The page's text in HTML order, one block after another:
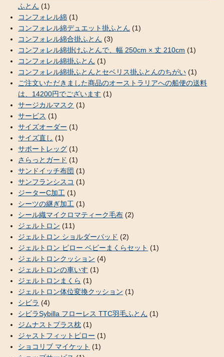
ふとん (1)
コンフォレル綿 (1)
コンフォレル綿デュエット掛ふとん (1)
コンフォレル綿合掛ふとん (3)
コンフォレル綿掛けふとんで、幅 250cm × 丈 210cm (1)
コンフォレル綿掛ふとん (1)
コンフォレル綿掛ふとんとセベリス掛ふとんのちがい (1)
ご注文いただきました商品のオーストラリアへの船便の送料
は、14200円でございます (1)
サージカルマスク (1)
サービス (1)
サイズオーダー (1)
サイズ直し (1)
サポートレッグ (1)
さらっとガード (1)
サンドイッチ布団 (1)
サンフランシスコ (1)
ジーターC加工 (1)
シーツの継ぎ加工 (1)
シール織マイクロマティーク毛布 (2)
ジェルトロン (11)
ジェルトロン ショルダーパッド (2)
ジェルトロン ピロー ベビーまくらセット (1)
ジェルトロンクッション (4)
ジェルトロンの車いす (1)
ジェルトロンまくら (1)
ジェルトロン体位変換クッション (1)
シビラ (4)
シビラSybilla フローレス TTC羽毛ふとん (1)
ジムナストプラス枕 (1)
ジャストフィットピロー (1)
ショコリブ マイケット (1)